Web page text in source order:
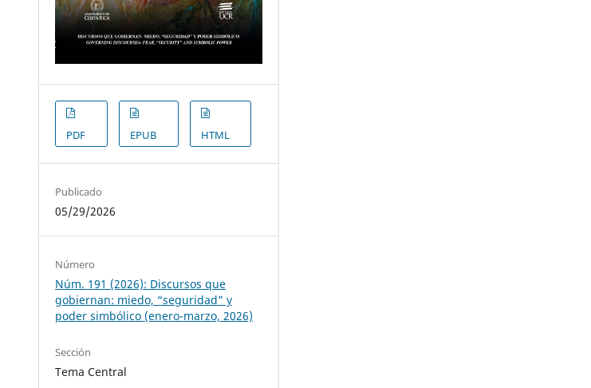
PDF EPUB HTML
Publicado
05/29/2026
Número
Núm. 191 (2026): Discursos que
gobiernan: miedo, “seguridad” y
poder simbólico (enero-marzo, 2026)
Sección
Tema Central